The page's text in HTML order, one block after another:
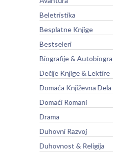
Beletristika
Besplatne Knjige
Bestseleri
Biografije &
Dečije Knjige & Lektire
Domaća Književna Dela
Domaći Romani
Drama
Duhovni Razvoj
Duhovnost & Religija